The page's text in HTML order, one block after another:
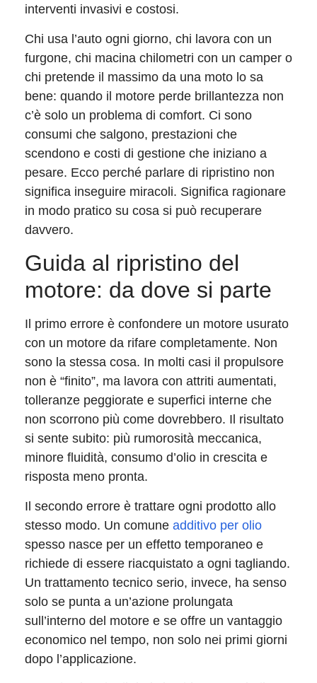
interventi invasivi e costosi.
Chi usa l’auto ogni giorno, chi lavora con un
furgone, chi macina chilometri con un camper o
chi pretende il massimo da una moto lo sa
bene: quando il motore perde brillantezza non
c’è solo un problema di comfort. Ci sono
consumi che salgono, prestazioni che
scendono e costi di gestione che iniziano a
pesare. Ecco perché parlare di ripristino non
significa inseguire miracoli. Significa ragionare
in modo pratico su cosa si può recuperare
davvero.
Guida al ripristino del
motore: da dove si parte
Il primo errore è confondere un motore usurato
con un motore da rifare completamente. Non
sono la stessa cosa. In molti casi il propulsore
non è “finito”, ma lavora con attriti aumentati,
tolleranze peggiorate e superfici interne che
non scorrono più come dovrebbero. Il risultato
si sente subito: più rumorosità meccanica,
minore fluidità, consumo d’olio in crescita e
risposta meno pronta.
Il secondo errore è trattare ogni prodotto allo
stesso modo. Un comune additivo per olio
spesso nasce per un effetto temporaneo e
richiede di essere riacquistato a ogni tagliando.
Un trattamento tecnico serio, invece, ha senso
solo se punta a un’azione prolungata
sull’interno del motore e se offre un vantaggio
economico nel tempo, non solo nei primi giorni
dopo l’applicazione.